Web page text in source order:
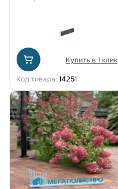
Купить в 1 клик
Код товара: 14251